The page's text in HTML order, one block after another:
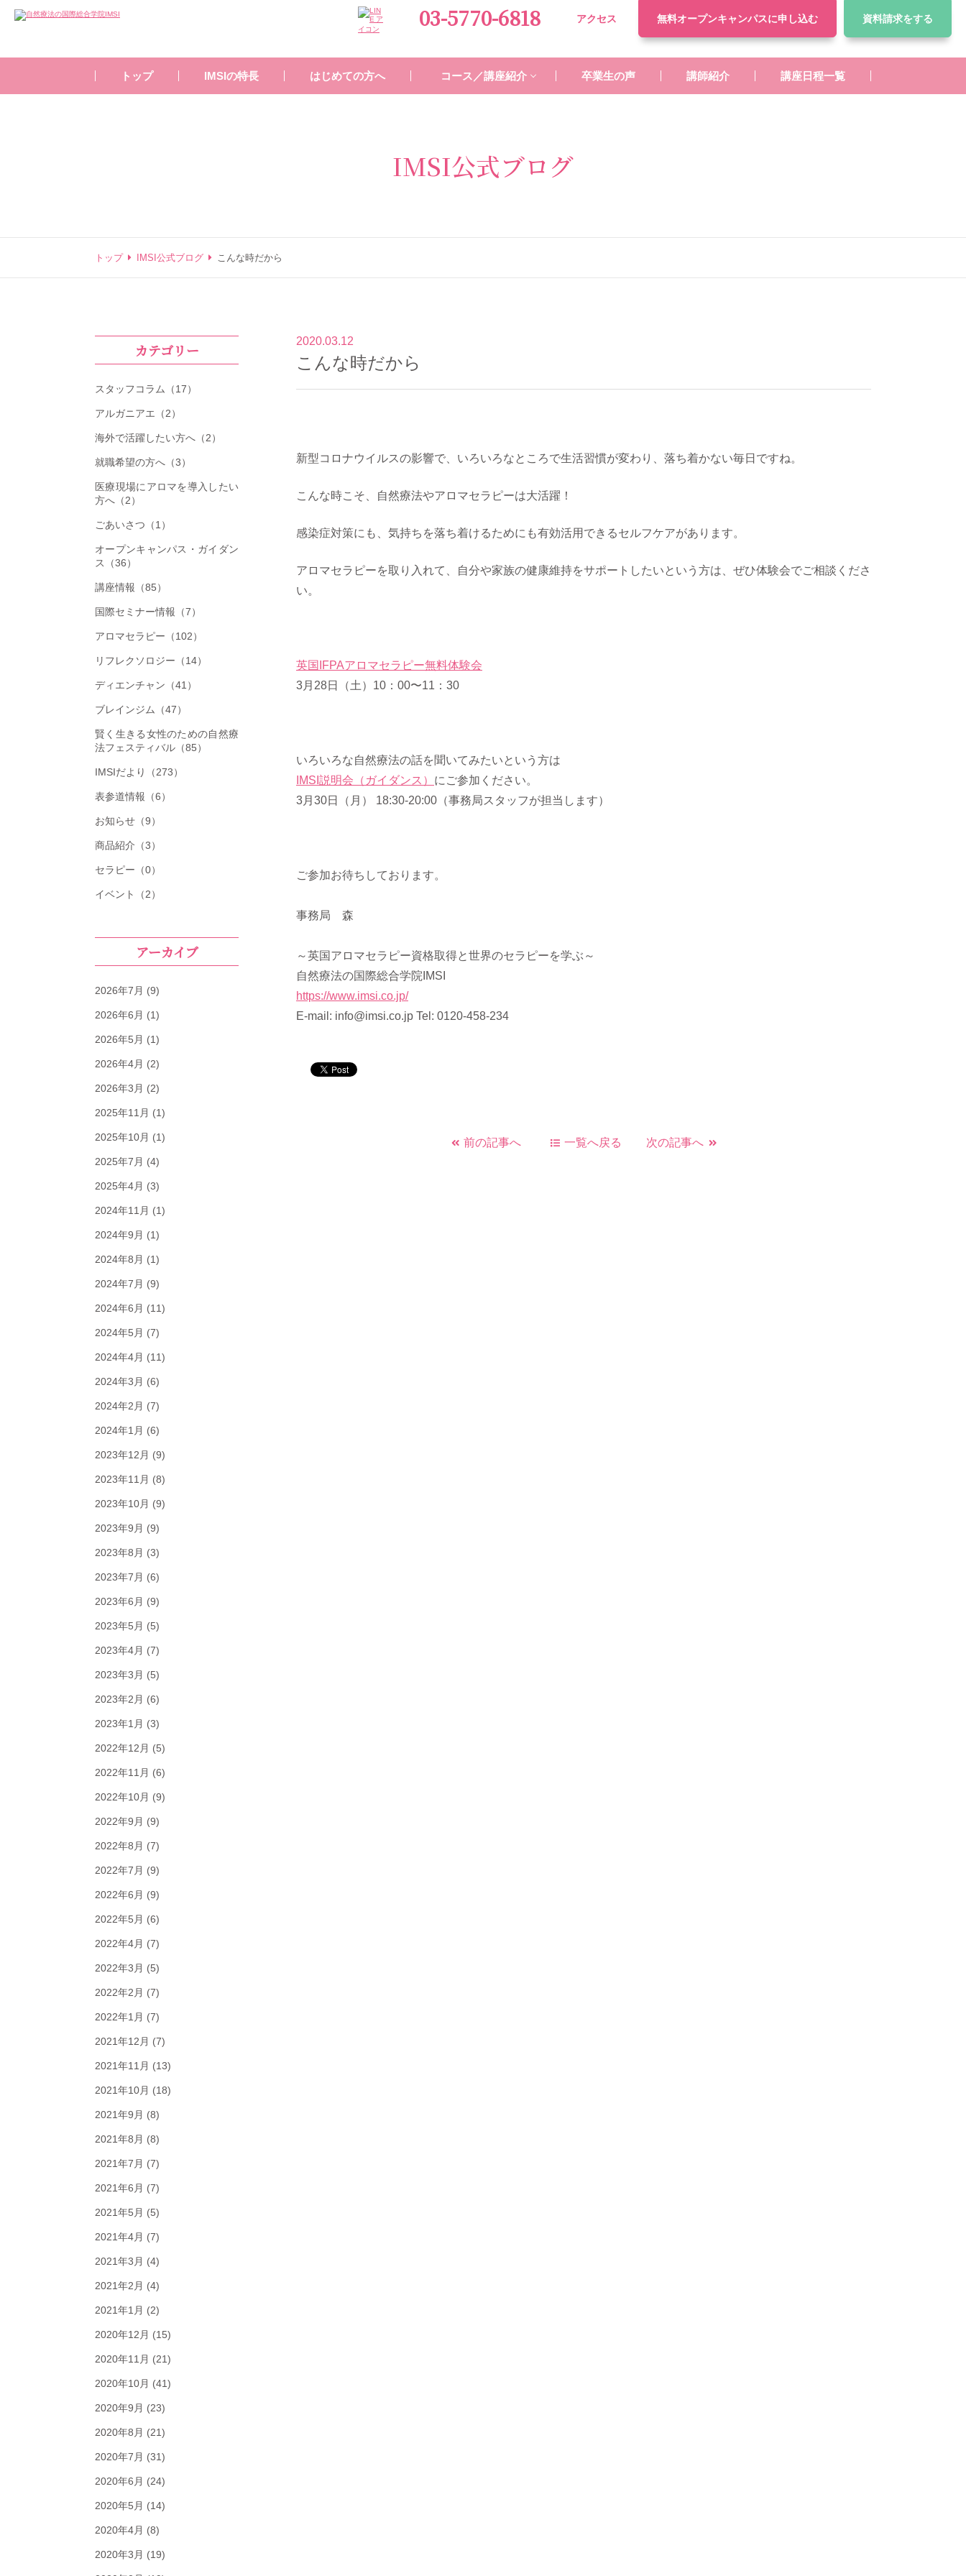
03-5770-6818 アクセス 無料オープンキャンパスに申し込む 資料請求をする
トップ IMSIの特長 はじめての方へ コース／講座紹介 卒業生の声 講師紹介 講座日程一覧
IMSI公式ブログ
トップ IMSI公式ブログ こんな時だから
カテゴリー
スタッフコラム（17）
アルガニアエ（2）
海外で活躍したい方へ（2）
就職希望の方へ（3）
医療現場にアロマを導入したい
方へ（2）
ごあいさつ（1）
オープンキャンパス・ガイダン
ス（36）
講座情報（85）
国際セミナー情報（7）
アロマセラピー（102）
リフレクソロジー（14）
ディエンチャン（41）
ブレインジム（47）
賢く生きる女性のための自然療
法フェスティバル（85）
IMSIだより（273）
表参道情報（6）
お知らせ（9）
商品紹介（3）
セラピー（0）
イベント（2）
アーカイブ
2026年7月 (9)
2026年6月 (1)
2026年5月 (1)
2026年4月 (2)
2026年3月 (2)
2025年11月 (1)
2025年10月 (1)
2025年7月 (4)
2025年4月 (3)
2024年11月 (1)
2024年9月 (1)
2024年8月 (1)
2024年7月 (9)
2024年6月 (11)
2024年5月 (7)
2024年4月 (11)
2024年3月 (6)
2024年2月 (7)
2024年1月 (6)
2023年12月 (9)
2023年11月 (8)
2023年10月 (9)
2023年9月 (9)
2023年8月 (3)
2023年7月 (6)
2023年6月 (9)
2023年5月 (5)
2023年4月 (7)
2023年3月 (5)
2023年2月 (6)
2023年1月 (3)
2022年12月 (5)
2022年11月 (6)
2022年10月 (9)
2022年9月 (9)
2022年8月 (7)
2022年7月 (9)
2022年6月 (9)
2022年5月 (6)
2022年4月 (7)
2022年3月 (5)
2022年2月 (7)
2022年1月 (7)
2021年12月 (7)
2021年11月 (13)
2021年10月 (18)
2021年9月 (8)
2021年8月 (8)
2021年7月 (7)
2021年6月 (7)
2021年5月 (5)
2021年4月 (7)
2021年3月 (4)
2021年2月 (4)
2021年1月 (2)
2020年12月 (15)
2020年11月 (21)
2020年10月 (41)
2020年9月 (23)
2020年8月 (21)
2020年7月 (31)
2020年6月 (24)
2020年5月 (14)
2020年4月 (8)
2020年3月 (19)
2020.03.12
こんな時だから
新型コロナウイルスの影響で、いろいろなところで生活習慣が変わり、落ち着かない毎日ですね。
こんな時こそ、自然療法やアロマセラピーは大活躍！
感染症対策にも、気持ちを落ち着けるためにも有効活用できるセルフケアがあります。
アロマセラピーを取り入れて、自分や家族の健康維持をサポートしたいという方は、ぜひ体験会でご相談くださ
い。
英国IFPAアロマセラピー無料体験会
3月28日（土）10：00〜11：30
いろいろな自然療法の話を聞いてみたいという方は
IMSI説明会（ガイダンス） にご参加ください。
3月30日（月） 18:30-20:00（事務局スタッフが担当します）
ご参加お待ちしております。
事務局 森
～英国アロマセラピー資格取得と世界のセラピーを学ぶ～
自然療法の国際総合学院IMSI
https://www.imsi.co.jp/
E-mail: info@imsi.co.jp Tel: 0120-458-234
前の記事へ 一覧へ戻る 次の記事へ